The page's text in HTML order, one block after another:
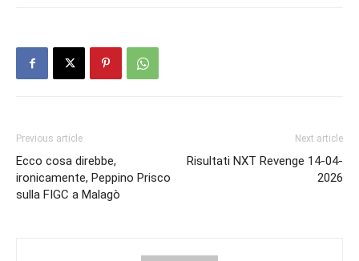
Previous article
Ecco cosa direbbe,
ironicamente, Peppino Prisco
sulla FIGC a Malagò
Next article
Risultati NXT Revenge 14-04-
2026